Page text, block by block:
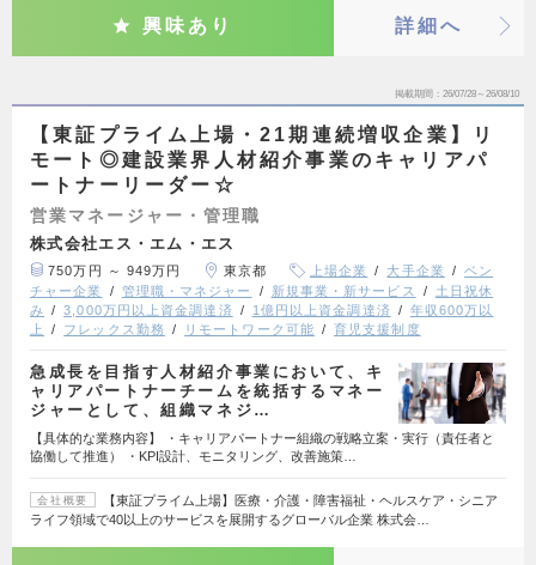
興味あり 詳細へ
掲載期間 26/07/28～26/08/10
【東証プライム上場・21期連続増収企業】リ
モート◎建設業界人材紹介事業のキャリアパ
ートナーリーダー☆
営業マネージャー・管理職
株式会社エス・エム・エス
750万円 ～ 949万円 東京都 上場企業 大手企業
ベン
チャー企業
管理職・マネジャー 新規事業・新サービス
土日祝休
み
3,000万円以上資金調達済 1億円以上資金調達済
年収600万以
上
フレックス勤務 リモートワーク可能 育児支援制度
急成長を目指す人材紹介事業において、キ
ャリアパートナーチームを統括するマネー
ジャーとして、組織マネジ…
【具体的な業務内容】 ・キャリアパートナー組織の戦略立案・実行（責任者と
協働して推進） ・KPI設計、モニタリング、改善施策…
会社概要
【東証プライム上場】医療・介護・障害福祉・ヘルスケア・シニア
ライフ領域で40以上のサービスを展開するグローバル企業 株式会…